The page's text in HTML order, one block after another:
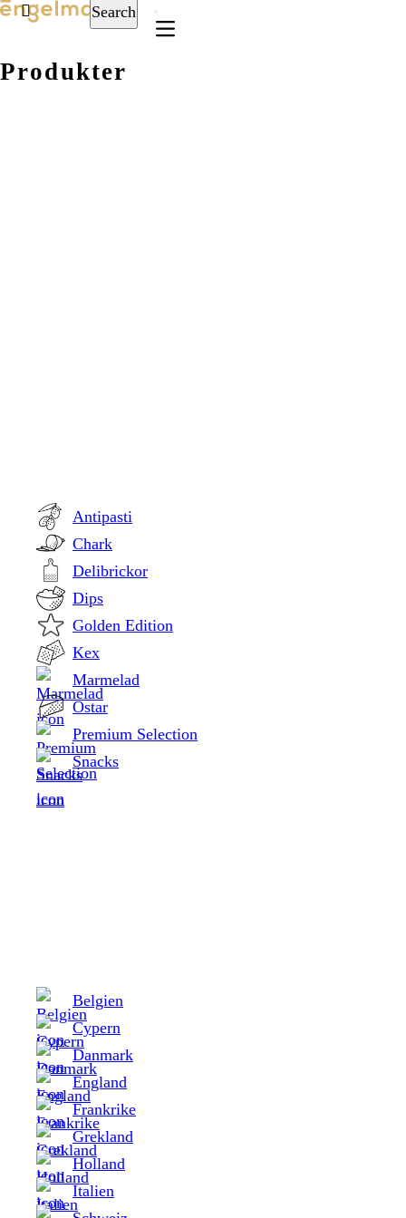
Search
Produkter
Antipasti
Chark
Delibrickor
Dips
Golden Edition
Kex
Marmelad
Ostar
Premium Selection
Snacks
Belgien
Cypern
Danmark
England
Frankrike
Grekland
Holland
Italien